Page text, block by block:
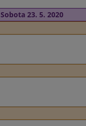
Sobota 23. 5. 2020